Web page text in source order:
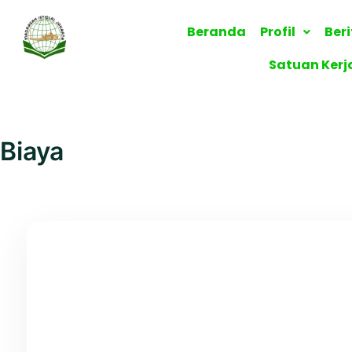
content
Beranda Profil
Satuan
Biaya